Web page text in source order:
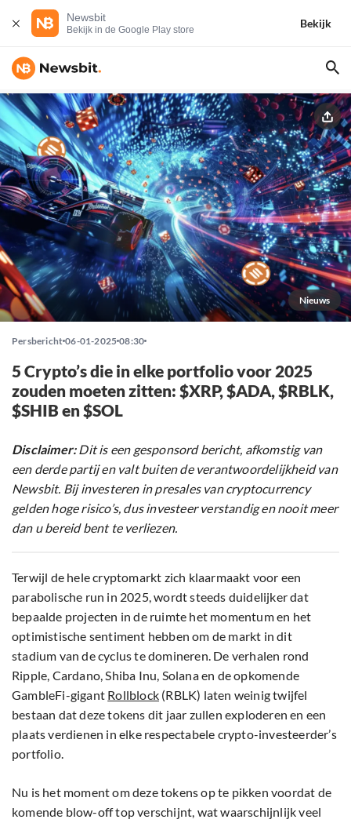
Newsbit
Bekijk in de Google Play store
Bekijk
Nieuws
Persbericht 06-01-2025 08:30
5 Crypto’s die in elke portfolio voor 2025
zouden moeten zitten: $XRP, $ADA, $RBLK,
$SHIB en $SOL
Disclaimer:Dit is een gesponsord bericht, afkomstig van
een derde partij en valt buiten de verantwoordelijkheid van
Newsbit. Bij investeren in presales van cryptocurrency
gelden hoge risico’s, dus investeer verstandig en nooit meer
dan u bereid bent te verliezen.
Terwijl de hele cryptomarkt zich klaarmaakt voor een
parabolische run in 2025, wordt steeds duidelijker dat
bepaalde projecten in de ruimte het momentum en het
optimistische sentiment hebben om de markt in dit
stadium van de cyclus te domineren. De verhalen rond
Ripple, Cardano, Shiba Inu, Solana en de opkomende
GambleFi-gigant Rollblock (RBLK) laten weinig twijfel
bestaan dat deze tokens dit jaar zullen exploderen en een
plaats verdienen in elke respectabele crypto-investeerder’s
portfolio.
Nu is het moment om deze tokens op te pikken voordat de
komende blow-off top verschijnt, wat waarschijnlijk veel